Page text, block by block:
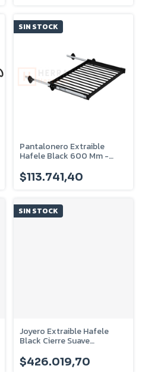
SIN STOCK
Pantalonero Extraible
Hafele Black 600 Mm -
$113.741,40
SIN STOCK
Joyero Extraible Hafele
Black Cierre Suave
$426.019,70